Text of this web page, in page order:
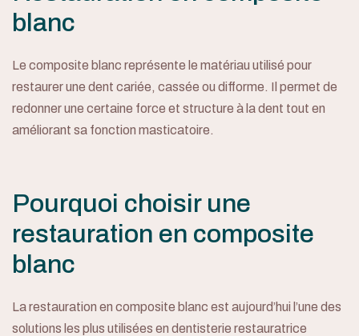
blanc
Le composite blanc représente le matériau utilisé pour
restaurer une dent cariée, cassée ou difforme. Il permet de
redonner une certaine force et structure à la dent tout en
améliorant sa fonction masticatoire.
Pourquoi choisir une
restauration en composite
blanc
La restauration en composite blanc est aujourd’hui l’une des
solutions les plus utilisées en dentisterie restauratrice